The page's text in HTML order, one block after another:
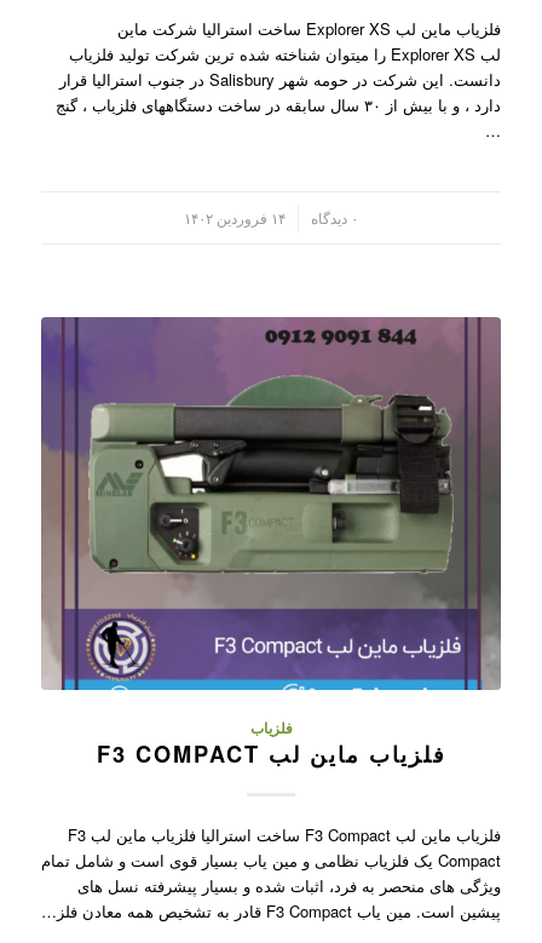
فلزیاب ماین لب Explorer XS ساخت استرالیا شرکت ماین
لب Explorer XS را میتوان شناخته شده ترین شرکت تولید فلزیاب
دانست. این شرکت در حومه شهر Salisbury در جنوب استرالیا قرار
دارد ، و با بیش از ۳۰ سال سابقه در ساخت دستگاههای فلزیاب ، گنج
…
۰ دیدگاه ۱۴ فروردین ۱۴۰۲
فلزیاب
فلزیاب ماین لب F3 COMPACT
فلزیاب ماین لب F3 Compact ساخت استرالیا فلزیاب ماین لب F3
Compact یک فلزیاب نظامی و مین یاب بسیار قوی است و شامل تمام
ویژگی های منحصر به فرد، اثبات شده و بسیار پیشرفته نسل های
پیشین است. مین یاب F3 Compact قادر به تشخیص همه معادن فلز…